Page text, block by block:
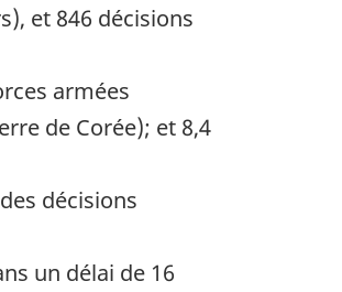
et 846 décisions
armées
de Corée); et 8,4
décisions
un délai de 16